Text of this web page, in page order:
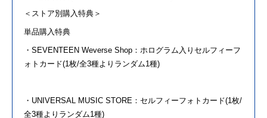
＜ストア別購入特典＞
単品購入特典
・ SEVENTEEN Weverse Shop：ホログラム入りセルフィーフ
ォト カード(1枚/全3種よりランダム1種)
・UNIVERSAL MUSIC STORE：セルフィーフォト カード(1枚/
全3種よりランダム1種)